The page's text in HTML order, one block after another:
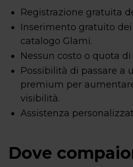
Registrazione gratuita
Inserimento gratuito
catalogo Glami.
Nessun costo o quota
Possibilità di passare a
premium per
visibilità.
Assistenza
Dove